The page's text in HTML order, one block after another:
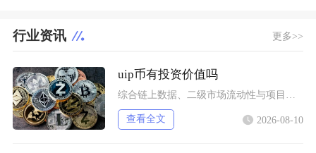
行业资讯 更多>>
uip币有投资价值吗
综合链上数据、二级市场流动性与项目落地现状UIP币（未来版权UnlimitedIP）几乎不
查看全文 2026-08-10